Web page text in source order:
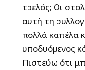
τρελός; Οι
αυτή τη
πολλά καπέλα
υποδυόμενος
Πιστεύω ότι